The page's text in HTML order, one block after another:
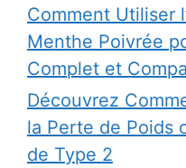
Comment Utiliser
Menthe Poivrée
Complet et
Découvrez
la Perte de Poids
de Type 2